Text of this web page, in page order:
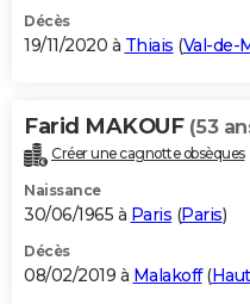
Décès
19/11/2020 à Thiais (Val-de-
Farid MAKOUF (53
Créer une cagnotte obsèques
Naissance
30/06/1965 à Paris (Paris)
Décès
08/02/2019 à Malakoff(